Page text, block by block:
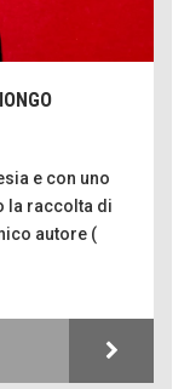
e con uno
la raccolta di
autore (